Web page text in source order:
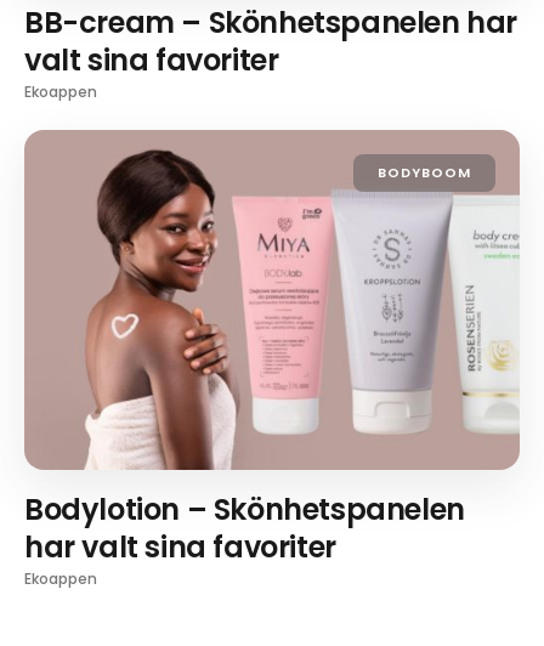
BB-cream – Skönhetspanelen har
valt sina favoriter
Ekoappen
BODYBOOM
Bodylotion – Skönhetspanelen
har valt sina favoriter
Ekoappen